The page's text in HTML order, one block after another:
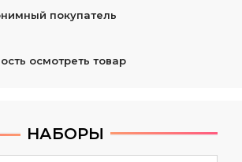
покупатель
осмотреть товар
НАБОРЫ